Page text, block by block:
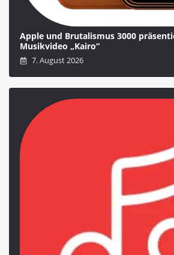
Apple und Brutalismus 3000
Musikvideo „Kairo“
7. August 2026